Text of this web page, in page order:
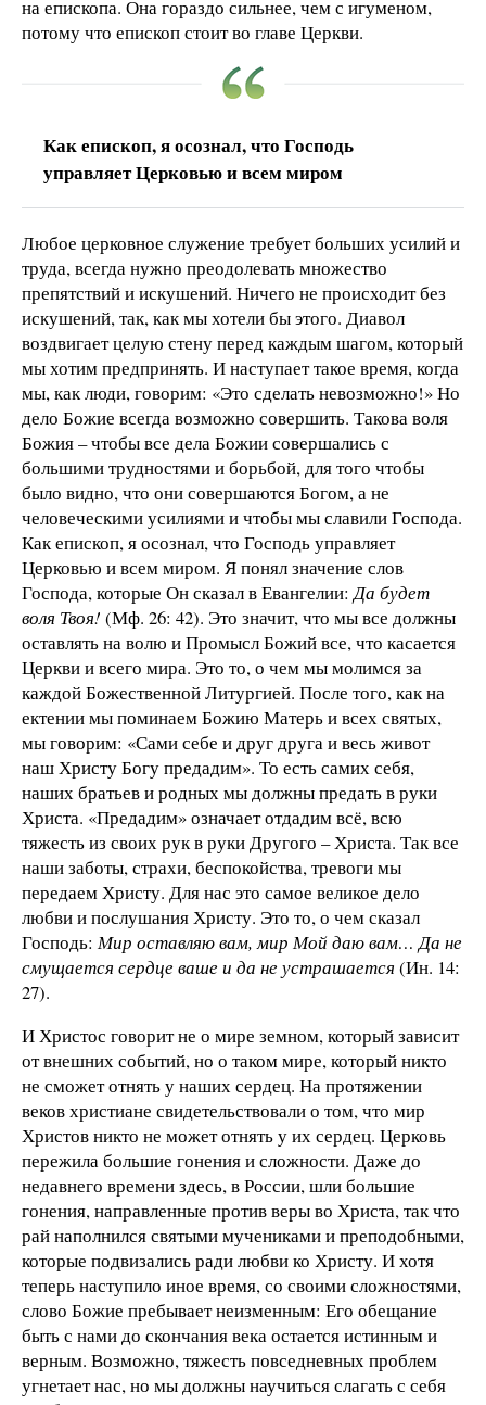
на епископа. Она гораздо сильнее, чем с игуменом,
потому что епископ стоит во главе Церкви.
Как епископ, я осознал, что Господь
управляет Церковью и всем миром
Любое церковное служение требует больших усилий и
труда, всегда нужно преодолевать множество
препятствий и искушений. Ничего не происходит без
искушений, так, как мы хотели бы этого. Диавол
воздвигает целую стену перед каждым шагом, который
мы хотим предпринять. И наступает такое время, когда
мы, как люди, говорим: «Это сделать невозможно!» Но
дело Божие всегда возможно совершить. Такова воля
Божия – чтобы все дела Божии совершались с
большими трудностями и борьбой, для того чтобы
было видно, что они совершаются Богом, а не
человеческими усилиями и чтобы мы славили Господа.
Как епископ, я осознал, что Господь управляет
Церковью и всем миром. Я понял значение слов
Господа, которые Он сказал в Евангелии:Да будет
воля Твоя! (Мф. 26: 42). Это значит, что мы все должны
оставлять на волю и Промысл Божий все, что касается
Церкви и всего мира. Это то, о чем мы молимся за
каждой Божественной Литургией. После того, как на
ектении мы поминаем Божию Матерь и всех святых,
мы говорим: «Сами себе и друг друга и весь живот
наш Христу Богу предадим». То есть самих себя,
наших братьев и родных мы должны предать в руки
Христа. «Предадим» означает отдадим всё, всю
тяжесть из своих рук в руки Другого – Христа. Так все
наши заботы, страхи, беспокойства, тревоги мы
передаем Христу. Для нас это самое великое дело
любви и послушания Христу. Это то, о чем сказал
Господь: Мир оставляю вам, мир Мой даю вам… Да не
смущается сердце ваше и да не устрашается (Ин. 14:
27).
И Христос говорит не о мире земном, который зависит
от внешних событий, но о таком мире, который никто
не сможет отнять у наших сердец. На протяжении
веков христиане свидетельствовали о том, что мир
Христов никто не может отнять у их сердец. Церковь
пережила большие гонения и сложности. Даже до
недавнего времени здесь, в России, шли большие
гонения, направленные против веры во Христа, так что
рай наполнился святыми мучениками и преподобными,
которые подвизались ради любви ко Христу. И хотя
теперь наступило иное время, со своими сложностями,
слово Божие пребывает неизменным: Его обещание
быть с нами до скончания века остается истинным и
верным. Возможно, тяжесть повседневных проблем
угнетает нас, но мы должны научиться слагать с себя